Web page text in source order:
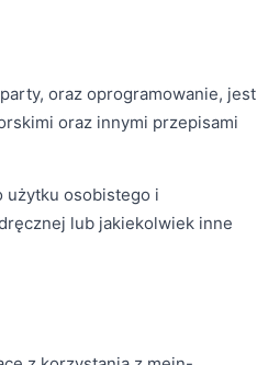
oraz oprogramowanie, jest
oraz innymi przepisami
użytku osobistego i
lub jakiekolwiek inne